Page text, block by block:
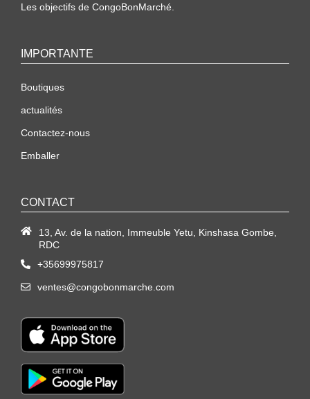
Les objectifs de CongoBonMarché.
IMPORTANTE
Boutiques
actualités
Contactez-nous
Emballer
CONTACT
13, Av. de la nation, Immeuble Yetu, Kinshasa Gombe,
RDC
+35699975817
ventes@congobonmarche.com